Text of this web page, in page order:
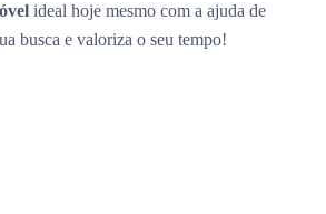
ideal hoje mesmo com a ajuda de
busca e valoriza o seu tempo!